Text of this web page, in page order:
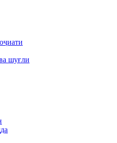
шуғли